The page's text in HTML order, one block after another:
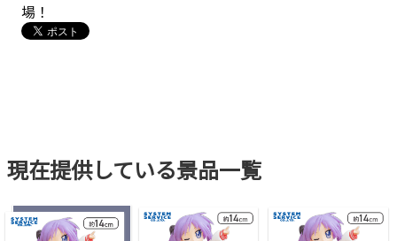
場！
現在提供している景品一覧